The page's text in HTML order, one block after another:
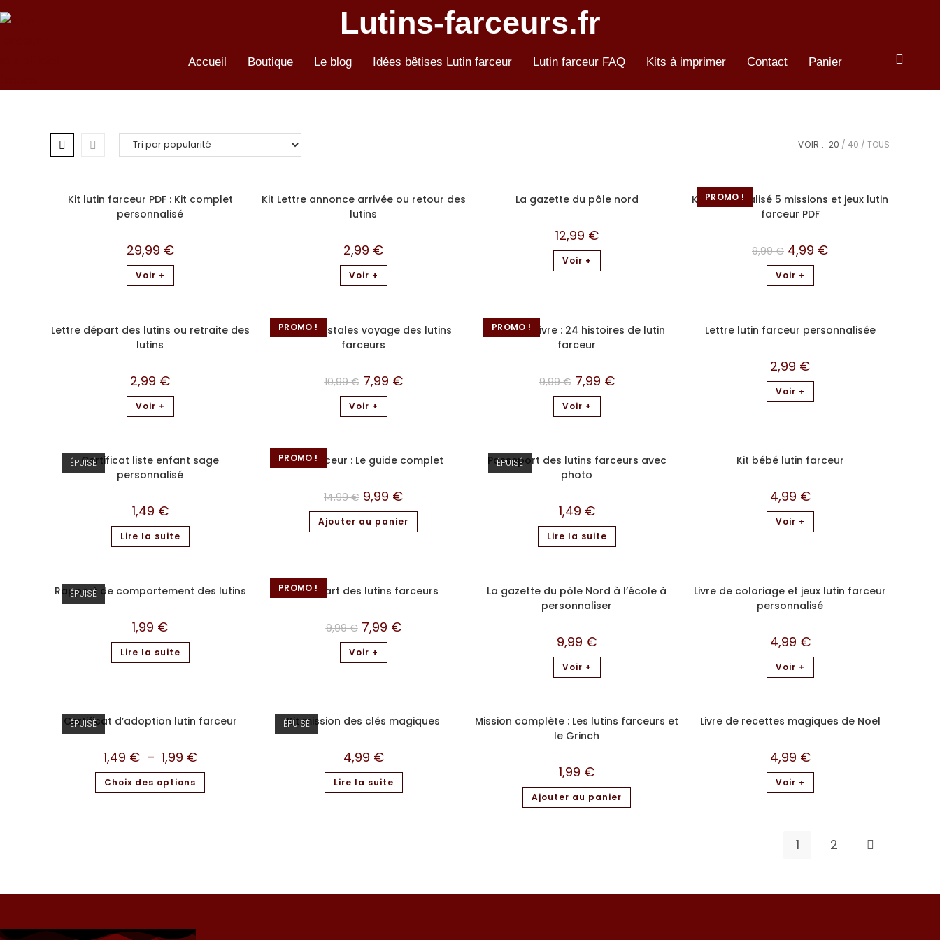
Lutins-farceurs.fr
Accueil Boutique Le blog Idées bêtises Lutin farceur Lutin farceur FAQ Kits à imprimer Contact Panier
VOIR : 20 40 TOUS
Kit lutin farceur PDF : Kit complet
personnalisé
29,99 €
Voir +
Kit Lettre annonce arrivée ou retour des
lutins
2,99 €
Voir +
La gazette du pôle nord
12,99 €
Voir +
PROMO !
Kit Personnalisé 5 missions et jeux lutin
farceur PDF
9,99€ 4,99 €
Voir +
Lettre départ des lutins ou retraite des
lutins
2,99 €
Voir +
PROMO !
Cartes postales voyage des lutins
farceurs
10,99€ 7,99 €
Voir +
PROMO !
Le grand livre : 24 histoires de lutin
farceur
9,99€ 7,99 €
Voir +
Lettre lutin farceur personnalisée
2,99 €
Voir +
ÉPUISÉ
Certificat liste enfant sage
personnalisé
1,49 €
Lire la suite
PROMO !
Lutin farceur : Le guide complet
14,99€ 9,99 €
Ajouter au panier
ÉPUISÉ
Passeport des lutins farceurs avec
photo
1,49 €
Lire la suite
Kit bébé lutin farceur
4,99 €
Voir +
ÉPUISÉ
Rapport de comportement des lutins
1,99 €
Lire la suite
PROMO !
Kit départ des lutins farceurs
9,99€ 7,99 €
Voir +
La gazette du pôle Nord à l’école à
personnaliser
9,99 €
Voir +
Livre de coloriage et jeux lutin farceur
personnalisé
4,99 €
Voir +
ÉPUISÉ
Certificat d’adoption lutin farceur
1,49 € – 1,99 €
Choix des options
ÉPUISÉ
Kit mission des clés magiques
4,99 €
Lire la suite
Mission complète : Les lutins farceurs et
le Grinch
1,99 €
Ajouter au panier
Livre de recettes magiques de Noel
4,99 €
Voir +
1 2